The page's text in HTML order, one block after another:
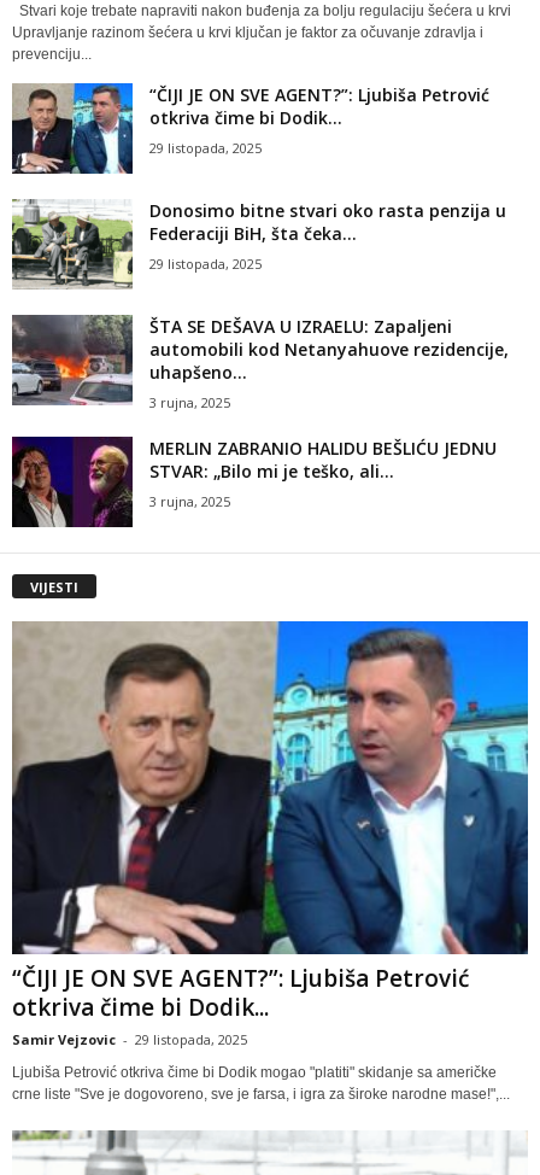
Stvari koje trebate napraviti nakon buđenja za bolju regulaciju šećera u krvi
Upravljanje razinom šećera u krvi ključan je faktor za očuvanje zdravlja i
prevenciju...
“ČIJI JE ON SVE AGENT?”: Ljubiša Petrović
otkriva čime bi Dodik...
29 listopada, 2025
Donosimo bitne stvari oko rasta penzija u
Federaciji BiH, šta čeka...
29 listopada, 2025
ŠTA SE DEŠAVA U IZRAELU: Zapaljeni
automobili kod Netanyahuove rezidencije,
uhapšeno...
3 rujna, 2025
MERLIN ZABRANIO HALIDU BEŠLIĆU JEDNU
STVAR: „Bilo mi je teško, ali...
3 rujna, 2025
VIJESTI
“ČIJI JE ON SVE AGENT?”: Ljubiša Petrović
otkriva čime bi Dodik...
Samir Vejzovic - 29 listopada, 2025
Ljubiša Petrović otkriva čime bi Dodik mogao "platiti" skidanje sa američke
crne liste "Sve je dogovoreno, sve je farsa, i igra za široke narodne mase!",...